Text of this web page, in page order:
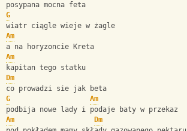
posypana mocna feta
G
wiatr ciągle wieje w żagle
Am
a na horyzoncie Kreta
Am
kapitan tego statku
Dm
co prowadzi sie jak beta
G
Am
podbija nowe lady i podaje baty w przekaz
Am
Dm